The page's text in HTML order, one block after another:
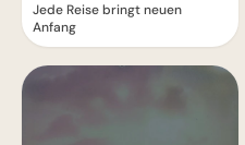
Jede Reise bringt neuen
Anfang